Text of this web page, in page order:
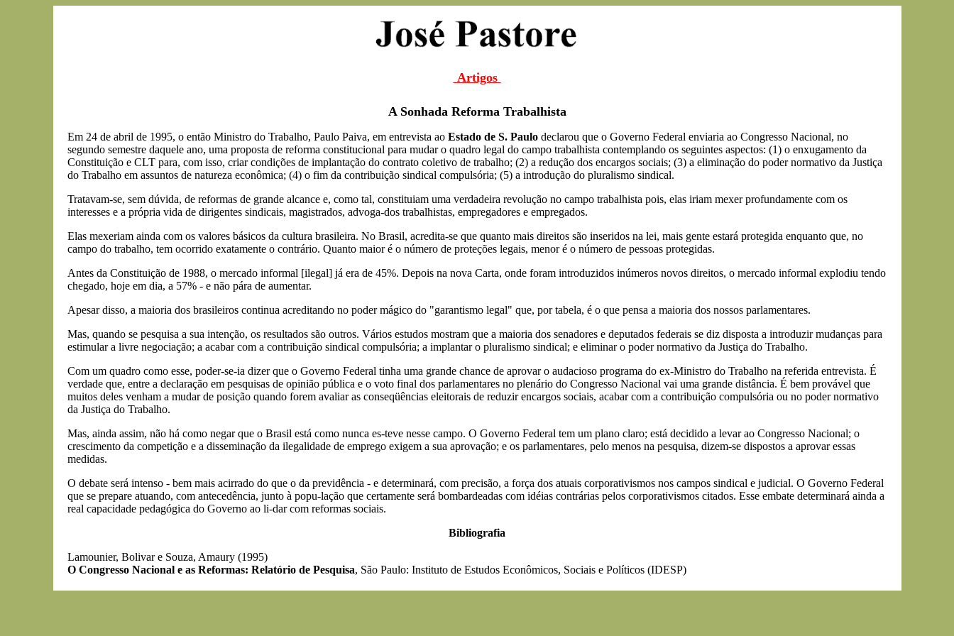
Artigos
A Sonhada Reforma Trabalhista
Em 24 de abril de 1995, o então Ministro do Trabalho, Paulo Paiva, em entrevista ao Estado de S. Paulodeclarou que o Governo Federal enviaria ao Congresso Nacional, no
segundo semestre daquele ano, uma proposta de reforma constitucional para mudar o quadro legal do campo trabalhista contemplando os seguintes aspectos: (1) o enxugamento da
Constituição e CLT para, com isso, criar condições de implantação do contrato coletivo de trabalho; (2) a redução dos encargos sociais; (3) a eliminação do poder normativo da Justiça
do Trabalho em assuntos de natureza econômica; (4) o fim da contribuição sindical compulsória; (5) a introdução do pluralismo sindical.
Tratavam-se, sem dúvida, de reformas de grande alcance e, como tal, constituiam uma verdadeira revolução no campo trabalhista pois, elas iriam mexer profundamente com os
interesses e a própria vida de dirigentes sindicais, magistrados, advoga-dos trabalhistas, empregadores e empregados.
Elas mexeriam ainda com os valores básicos da cultura brasileira. No Brasil, acredita-se que quanto mais direitos são inseridos na lei, mais gente estará protegida enquanto que, no
campo do trabalho, tem ocorrido exatamente o contrário. Quanto maior é o número de proteções legais, menor é o número de pessoas protegidas.
Antes da Constituição de 1988, o mercado informal [ilegal] já era de 45%. Depois na nova Carta, onde foram introduzidos inúmeros novos direitos, o mercado informal explodiu tendo
chegado, hoje em dia, a 57% - e não pára de aumentar.
Apesar disso, a maioria dos brasileiros continua acreditando no poder mágico do "garantismo legal" que, por tabela, é o que pensa a maioria dos nossos parlamentares.
Mas, quando se pesquisa a sua intenção, os resultados são outros. Vários estudos mostram que a maioria dos senadores e deputados federais se diz disposta a introduzir mudanças para
estimular a livre negociação; a acabar com a contribuição sindical compulsória; a implantar o pluralismo sindical; e eliminar o poder normativo da Justiça do Trabalho.
Com um quadro como esse, poder-se-ia dizer que o Governo Federal tinha uma grande chance de aprovar o audacioso programa do ex-Ministro do Trabalho na referida entrevista. É
verdade que, entre a declaração em pesquisas de opinião pública e o voto final dos parlamentares no plenário do Congresso Nacional vai uma grande distância. É bem provável que
muitos deles venham a mudar de posição quando forem avaliar as conseqüências eleitorais de reduzir encargos sociais, acabar com a contribuição compulsória ou no poder normativo
da Justiça do Trabalho.
Mas, ainda assim, não há como negar que o Brasil está como nunca es-teve nesse campo. O Governo Federal tem um plano claro; está decidido a levar ao Congresso Nacional; o
crescimento da competição e a disseminação da ilegalidade de emprego exigem a sua aprovação; e os parlamentares, pelo menos na pesquisa, dizem-se dispostos a aprovar essas
medidas.
O debate será intenso - bem mais acirrado do que o da previdência - e determinará, com precisão, a força dos atuais corporativismos nos campos sindical e judicial. O Governo Federal
que se prepare atuando, com antecedência, junto à popu-lação que certamente será bombardeadas com idéias contrárias pelos corporativismos citados. Esse embate determinará ainda a
real capacidade pedagógica do Governo ao li-dar com reformas sociais.
Bibliografia
Lamounier, Bolivar e Souza, Amaury (1995)
O Congresso Nacional e as Reformas: Relatório de Pesquisa, São Paulo: Instituto de Estudos Econômicos, Sociais e Políticos (IDESP)